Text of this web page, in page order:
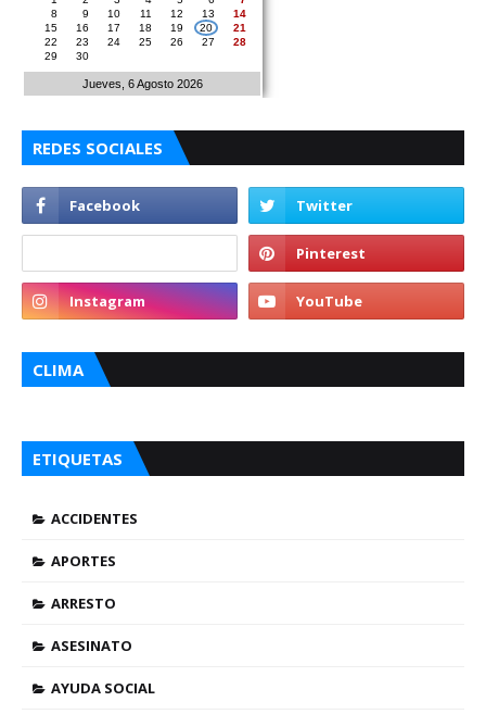
8
9 10 11 12 13
14
15
16 17 18 19 20
21
22
23 24 25 26 27
28
29
30
Jueves, 6 Agosto 2026
REDES SOCIALES
CLIMA
ETIQUETAS
ACCIDENTES
APORTES
ARRESTO
ASESINATO
AYUDA SOCIAL